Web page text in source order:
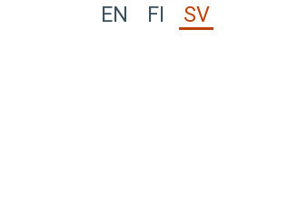
EN FI SV